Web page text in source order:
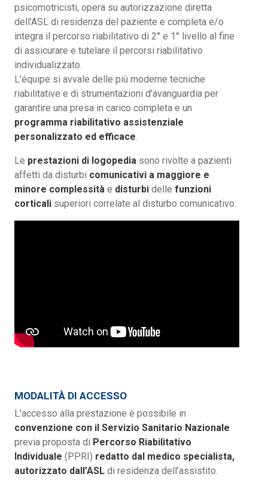
psicomotricisti, opera su autorizzazione diretta
dell’ASL di residenza del paziente e completa e/o
integra il percorso riabilitativo di 2° e 1° livello al fine
di assicurare e tutelare il percorsi riabilitativo
individualizzato.
L'équipe si avvale delle più moderne tecniche
riabilitative e di strumentazioni d’avanguardia per
garantire una presa in carico completa e un
programma riabilitativo assistenziale
personalizzato ed efficace.
Le prestazioni di logopedia sono rivolte a pazienti
affetti da disturbi comunicativi a maggiore e
minore complessità e disturbi delle funzioni
corticali superiori correlate al disturbo comunicativo.
MODALITÀ DI ACCESSO
L'accesso alla prestazione è possibile in
convenzione con il Servizio Sanitario Nazionale
previa proposta di Percorso Riabilitativo
Individuale (PPRI) redatto dal medico specialista,
autorizzato dall’ASL di residenza dell’assistito.